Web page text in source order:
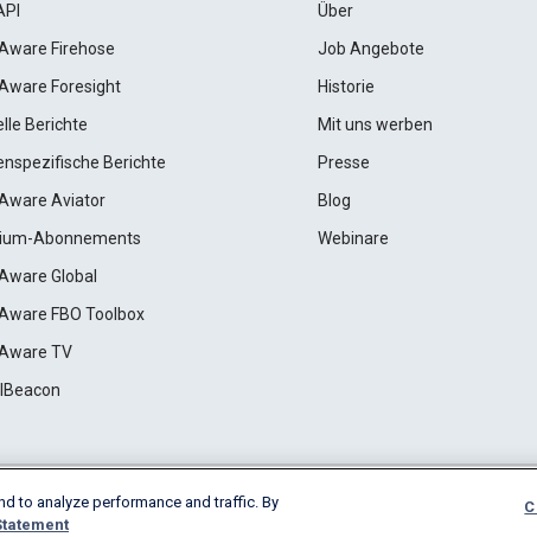
Firehose
Foresight
Berichte
Berichte
Aviator
Abonnements
Global
FBO Toolbox
TV
Über
Job Angebote
Historie
Mit uns werben
Presse
Blog
Webinare
Settings
to analyze performance and traffic. By